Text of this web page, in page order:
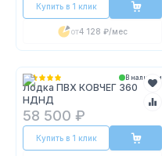
Купить в 1 клик
от4 128 ₽/мес
В наличии
Лодка ПВХ КОВЧЕГ 360
НДНД
58 500 ₽
Купить в 1 клик